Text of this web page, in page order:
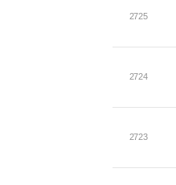
2725
2724
2723